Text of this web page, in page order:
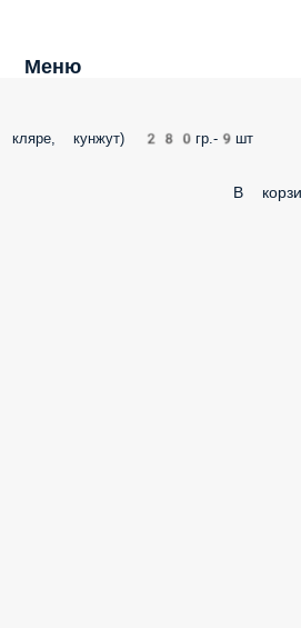
Меню
кляре, кунжут) 280гр.-9шт
В